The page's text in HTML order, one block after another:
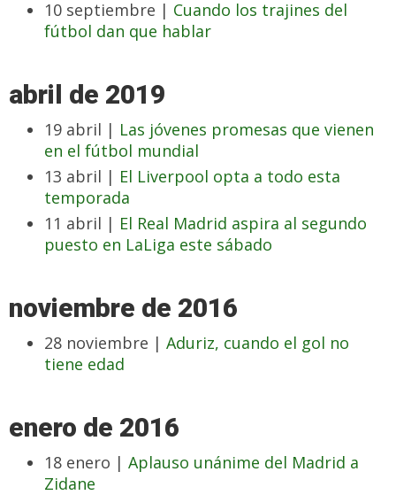
10 septiembre | Cuando los trajines del
fútbol dan que hablar
abril de 2019
19 abril | Las jóvenes promesas que vienen
en el fútbol mundial
13 abril | El Liverpool opta a todo esta
temporada
11 abril | El Real Madrid aspira al segundo
puesto en LaLiga este sábado
noviembre de 2016
28 noviembre | Aduriz, cuando el gol no
tiene edad
enero de 2016
18 enero | Aplauso unánime del Madrid a
Zidane